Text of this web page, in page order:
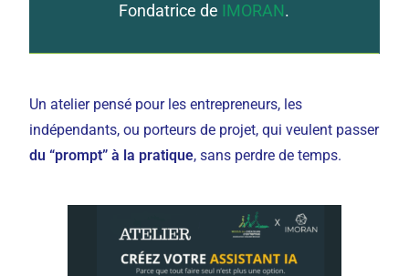
Fondatrice de IMORAN.
Un atelier pensé pour les entrepreneurs, les
indépendants, ou porteurs de projet, qui veulent passer
du “prompt” à la pratique, sans perdre de temps.